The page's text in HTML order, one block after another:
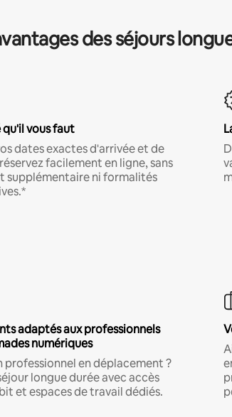
des séjours
vous faut
dates exactes d'arrivée et de
facilement en ligne, sans
supplémentaire ni formalités
adaptés aux professionnels
numériques
professionnel en déplacement ?
longue durée avec accès
et espaces de travail dédiés.